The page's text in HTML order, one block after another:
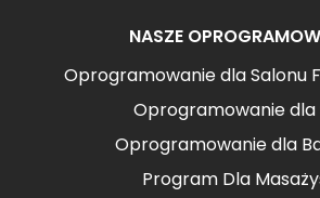
NASZE
Oprogramowanie dla Salonu
Oprogramowanie dla
Oprogramowanie dla
Program Dla